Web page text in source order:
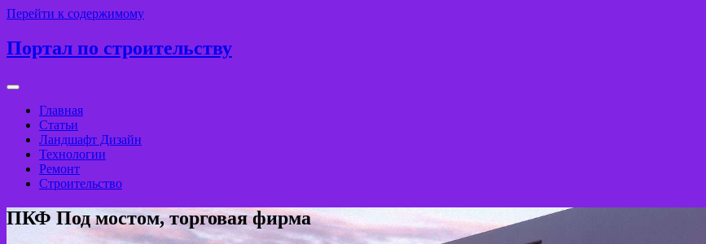
Перейти к содержимому
Портал по строительству
Главная
Статьи
Ландшафт Дизайн
Технологии
Ремонт
Строительство
ПКФ Под мостом, торговая фирма